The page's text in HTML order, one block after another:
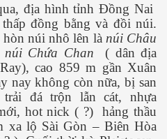
địa hình tỉnh Đồng Nai
đồng bằng và đồi núi.
hòn núi nhô lên là núi Châu
núi Chứa Chan
( dân địa
cao 859 m gần Xuân
nay không còn nữa, bị san
đá trộn lẫn cát, nhựa
hot nick ( ?)
hảng thầu
xa lộ Sài Gòn – Biên Hòa